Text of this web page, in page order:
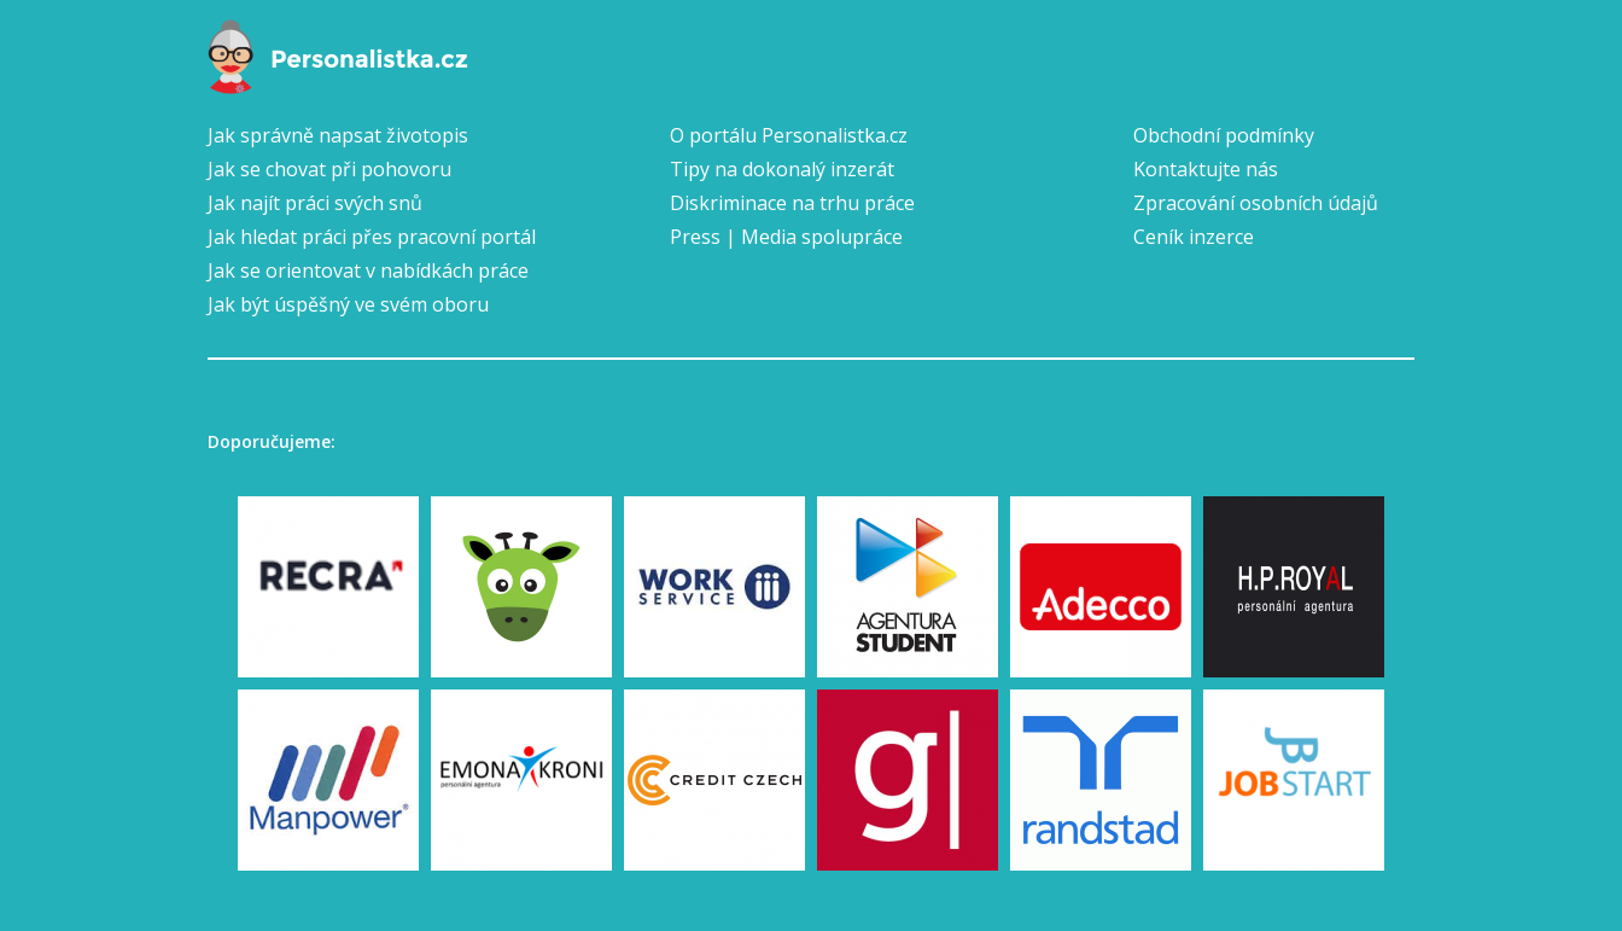
Jak správně napsat životopis
Jak se chovat při pohovoru
Jak najít práci svých snů
Jak hledat práci přes pracovní portál
Jak se orientovat v nabídkách práce
Jak být úspěšný ve svém oboru
O portálu Personalistka.cz
Tipy na dokonalý inzerát
Diskriminace na trhu práce
Press | Media spolupráce
Obchodní podmínky
Kontaktujte nás
Zpracování osobních údajů
Ceník inzerce
Doporučujeme: